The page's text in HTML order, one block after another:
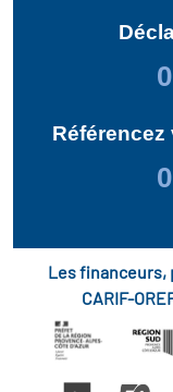
Les financeurs,
CARIF-